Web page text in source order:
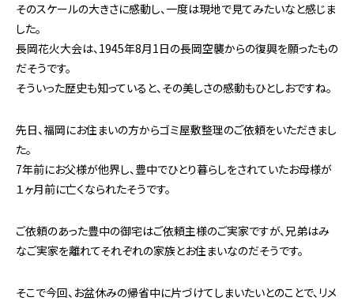
そのスケールの大きさに感動し、一度は現地で見てみたいなと感じま
した。
長岡花火大会は、1945年8月1日の長岡空襲からの復興を願ったもの
だそうです。
そういった歴史も知っていると、その美しさの感動もひとしおですね。
先日、福岡にお住まいの方からゴミ屋敷整理のご依頼をいただきまし
た。
7年前にお父様が他界し、豊中でひとり暮らしをされていたお母様が
１ヶ月前に亡くなられたそうです。
ご依頼のあった豊中の御宅はご依頼主様のご実家ですが、兄弟はみ
なご実家を離れてそれぞれの家族とお住まいなのだそうです。
そこで今回、お盆休みの帰省中に片づけてしまいたいとのことで、リメ